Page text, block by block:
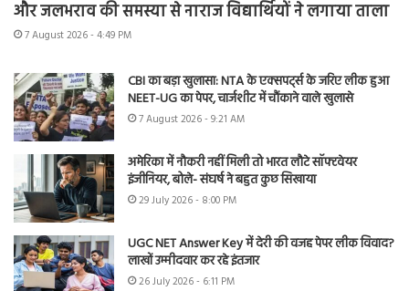
और जलभराव की समस्या से नाराज विद्यार्थियों ने लगाया ताला
7 August 2026 - 4:49 PM
CBI का बड़ा खुलासा: NTA के एक्सपर्ट्स के जरिए लीक हुआ
NEET-UG का पेपर, चार्जशीट में चौंकाने वाले खुलासे
7 August 2026 - 9:21 AM
अमेरिका में नौकरी नहीं मिली तो भारत लौटे सॉफ्टवेयर
इंजीनियर, बोले- संघर्ष ने बहुत कुछ सिखाया
29 July 2026 - 8:00 PM
UGC NET Answer Key में देरी की वजह पेपर लीक विवाद?
लाखों उम्मीदवार कर रहे इंतजार
26 July 2026 - 6:11 PM